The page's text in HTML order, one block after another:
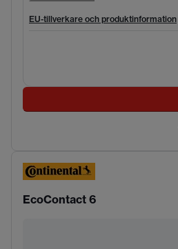
EU-tillverkare och produktinformation
EcoContact 6